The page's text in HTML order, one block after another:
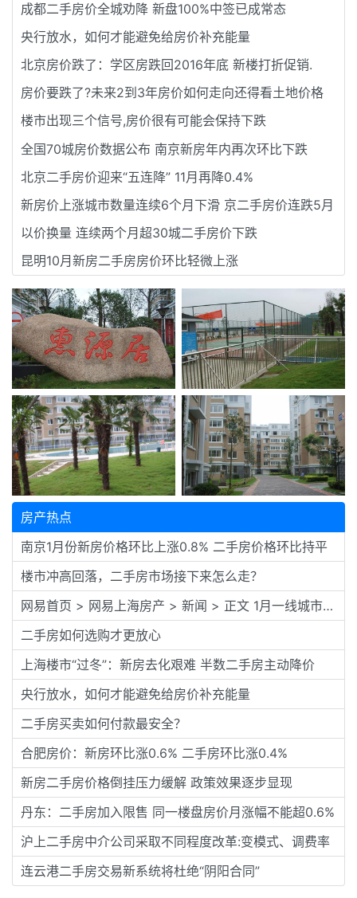
成都二手房价全城劝降 新盘100%中签已成常态
央行放水，如何才能避免给房价补充能量
北京房价跌了：学区房跌回2016年底 新楼打折促销.
房价要跌了?未来2到3年房价如何走向还得看土地价格
楼市出现三个信号,房价很有可能会保持下跌
全国70城房价数据公布 南京新房年内再次环比下跌
北京二手房价迎来“五连降” 11月再降0.4%
新房价上涨城市数量连续6个月下滑 京二手房价连跌5月
以价换量 连续两个月超30城二手房价下跌
昆明10月新房二手房房价环比轻微上涨
房产热点
南京1月份新房价格环比上涨0.8% 二手房价格环比持平
楼市冲高回落，二手房市场接下来怎么走？
网易首页 > 网易上海房产 > 新闻 > 正文 1月一线城市一、二手房“一涨一跌”仍在降温探底？
二手房如何选购才更放心
上海楼市“过冬”：新房去化艰难 半数二手房主动降价
央行放水，如何才能避免给房价补充能量
二手房买卖如何付款最安全？
合肥房价：新房环比涨0.6% 二手房环比涨0.4%
新房二手房价格倒挂压力缓解 政策效果逐步显现
丹东：二手房加入限售 同一楼盘房价月涨幅不能超0.6%
沪上二手房中介公司采取不同程度改革:变模式、调费率
连云港二手房交易新系统将杜绝“阴阳合同”